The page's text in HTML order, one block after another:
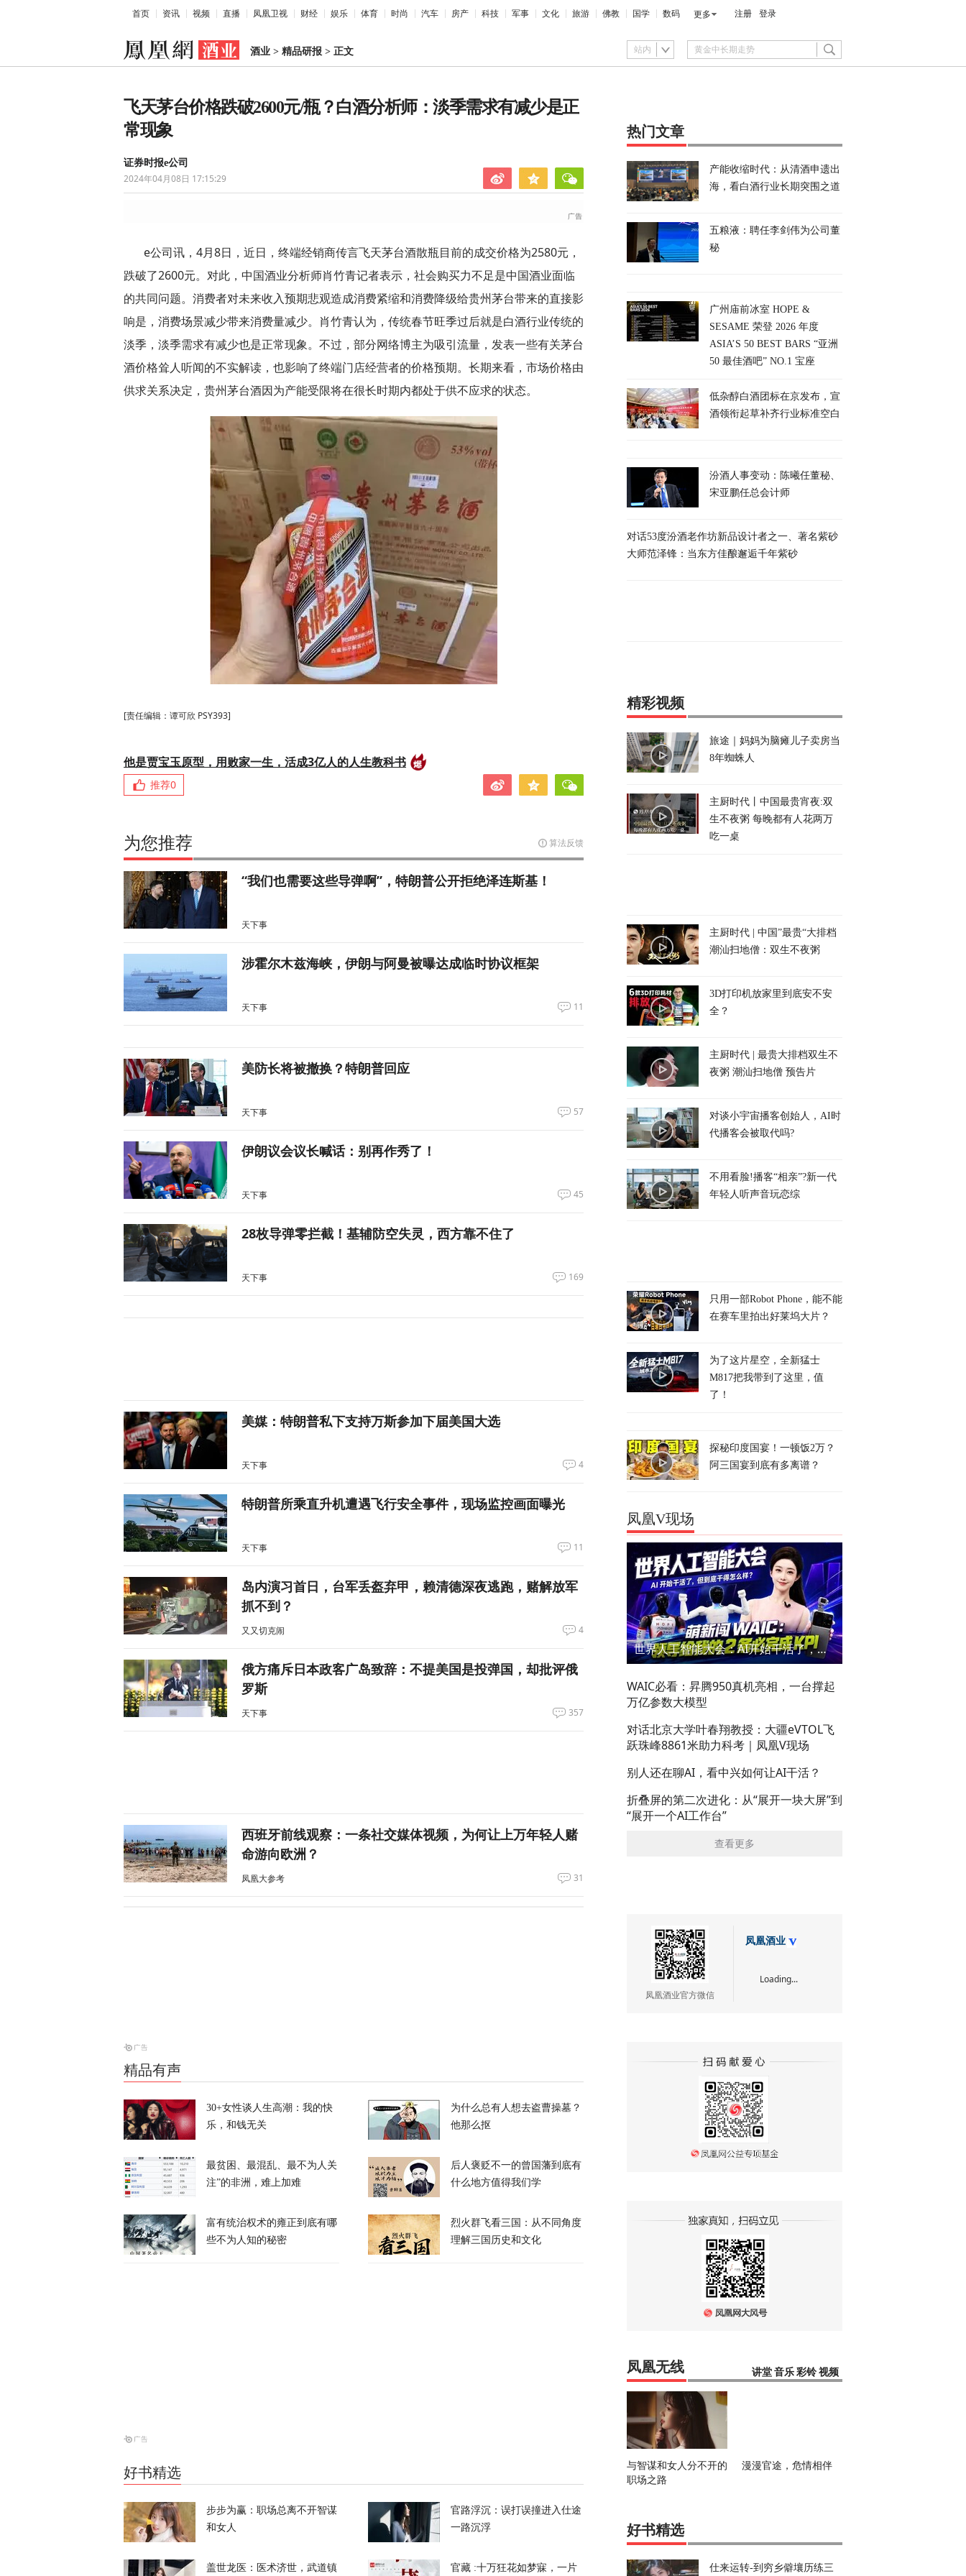
首页 资讯 视频 直播 凤凰卫视 财经 娱乐 体育 时尚 汽车 房产 科技 军事 文化 旅游 佛教 国学 数码 更多 注册 登录
酒业 > 精品研报 > 正文 站内
飞天茅台价格跌破2600元/瓶？白酒分析师：淡季需求有减少是正
常现象
证券时报e公司
2024年04月08日 17:15:29
e公司讯，4月8日，近日，终端经销商传言飞天茅台酒散瓶目前的成交价格为2580元，
跌破了2600元。对此，中国酒业分析师肖竹青记者表示，社会购买力不足是中国酒业面临
的共同问题。消费者对未来收入预期悲观造成消费紧缩和消费降级给贵州茅台带来的直接影
响是，消费场景减少带来消费量减少。肖竹青认为，传统春节旺季过后就是白酒行业传统的
淡季，淡季需求有减少也是正常现象。不过，部分网络博主为吸引流量，发表一些有关茅台
酒价格耸人听闻的不实解读，也影响了终端门店经营者的价格预期。长期来看，市场价格由
供求关系决定，贵州茅台酒因为产能受限将在很长时期内都处于供不应求的状态。
[责任编辑：谭可欣 PSY393]
他是贾宝玉原型，用败家一生，活成3亿人的人生教科书
推荐0
为您推荐 算法反馈
“我们也需要这些导弹啊”，特朗普公开拒绝泽连斯基！
天下事
涉霍尔木兹海峡，伊朗与阿曼被曝达成临时协议框架
天下事 11
美防长将被撤换？特朗普回应
天下事 57
伊朗议会议长喊话：别再作秀了！
天下事 45
28枚导弹零拦截！基辅防空失灵，西方靠不住了
天下事 169
美媒：特朗普私下支持万斯参加下届美国大选
天下事 4
特朗普所乘直升机遭遇飞行安全事件，现场监控画面曝光
天下事 11
岛内演习首日，台军丢盔弃甲，赖清德深夜逃跑，赌解放军
抓不到？
又又切克闹 4
俄方痛斥日本政客广岛致辞：不提美国是投弹国，却批评俄
罗斯
天下事 357
西班牙前线观察：一条社交媒体视频，为何让上万年轻人赌
命游向欧洲？
凤凰大参考 31
“他背叛了我们所有人！”反特朗普右翼密会，拟推卡尔森备
战2028大选
天下事
风声丨“冯院长看上你了”，背后有大问题
精品有声
30+女性谈人生高潮：我的快
乐，和钱无关
为什么总有人想去盗曹操墓？
他那么抠
最贫困、最混乱、最不为人关
注”的非洲，难上加难
后人褒贬不一的曾国藩到底有
什么地方值得我们学
富有统治权术的雍正到底有哪
些不为人知的秘密
烈火群飞看三国：从不同角度
理解三国历史和文化
好书精选
步步为赢：职场总离不开智谋
和女人
官路浮沉：误打误撞进入仕途
一路沉浮
盖世龙医：医术济世，武道镇 官藏 :十万狂花如梦寐，一片
热门文章
产能收缩时代：从清酒申遗出
海，看白酒行业长期突围之道
五粮液：聘任李剑伟为公司董
秘
广州庙前冰室 HOPE &
SESAME 荣登 2026 年度
ASIA’S 50 BEST BARS “亚洲
50 最佳酒吧” NO.1 宝座
低杂醇白酒团标在京发布，宣
酒领衔起草补齐行业标准空白
汾酒人事变动：陈曦任董秘、
宋亚鹏任总会计师
对话53度汾酒老作坊新品设计者之一、著名紫砂
大师范泽锋：当东方佳酿邂逅千年紫砂
精彩视频
旅途｜妈妈为脑瘫儿子卖房当
8年蜘蛛人
主厨时代丨中国最贵宵夜:双
生不夜粥 每晚都有人花两万
吃一桌
主厨时代 | 中国”最贵“大排档
潮汕扫地僧：双生不夜粥
3D打印机放家里到底安不安
全？
主厨时代 | 最贵大排档双生不
夜粥 潮汕扫地僧 预告片
对谈小宇宙播客创始人，AI时
代播客会被取代吗?
不用看脸!播客“相亲”?新一代
年轻人听声音玩恋综
只用一部Robot Phone，能不能
在赛车里拍出好莱坞大片？
为了这片星空，全新猛士
M817把我带到了这里，值
了！
探秘印度国宴！一顿饭2万？
阿三国宴到底有多离谱？
凤凰V现场
世界人工智能大会：AI开始干活了，但到底干的怎么样？萌新闯WAIC
WAIC必看：昇腾950真机亮相，一台撑起
万亿参数大模型
对话北京大学叶春翔教授：大疆eVTOL飞
跃珠峰8861米助力科考｜凤凰V现场
别人还在聊AI，看中兴如何让AI干活？
折叠屏的第二次进化：从“展开一块大屏”到
“展开一个AI工作台”
查看更多
凤凰酒业官方微信
凤凰酒业
Loading...
讲堂 音乐 彩铃 视频
凤凰无线
与智谋和女人分不开的
职场之路
漫漫官途，危情相伴
好书精选
仕来运转-到穷乡僻壤历练三